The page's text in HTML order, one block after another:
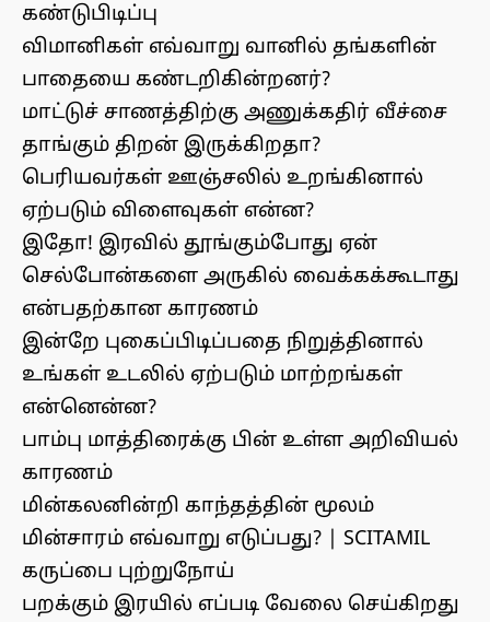
கண்டுபிடிப்பு
விமானிகள் எவ்வாறு வானில் தங்களின்
பாதையை கண்டறிகின்றனர்?
மாட்டுச் சாணத்திற்கு அணுக்கதிர் வீச்சை
தாங்கும் திறன் இருக்கிறதா?
பெரியவர்கள் ஊஞ்சலில் உறங்கினால்
ஏற்படும் விளைவுகள் என்ன?
இதோ! இரவில் தூங்கும்போது ஏன்
செல்போன்களை அருகில் வைக்கக்கூடாது
என்பதற்கான காரணம்
இன்றே புகைப்பிடிப்பதை நிறுத்தினால்
உங்கள் உடலில் ஏற்படும் மாற்றங்கள்
என்னென்ன?
பாம்பு மாத்திரைக்கு பின் உள்ள அறிவியல்
காரணம்
மின்கலனின்றி காந்தத்தின் மூலம்
மின்சாரம் எவ்வாறு எடுப்பது? | SCITAMIL
கருப்பை புற்றுநோய்
பறக்கும் இரயில் எப்படி வேலை செய்கிறது